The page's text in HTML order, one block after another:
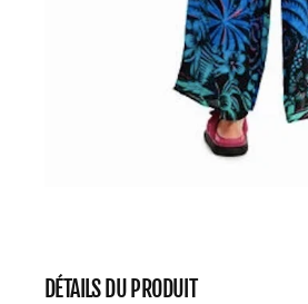
DÉTAILS DU PRODUIT